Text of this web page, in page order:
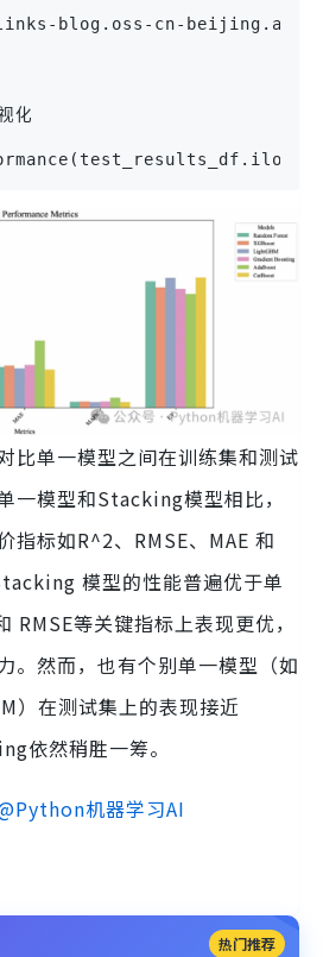
blog.oss-cn-
化
比单一模型之间在训练集和测试
一模型和Stacking模型相比，
指标如R^2、RMSE、MAE 和
模型的性能普遍优于单
RMSE等关键指标上表现更优，
。然而，也有个别单一模型（如
）在测试集上的表现接近
依然稍胜一筹。
机器学习AI
热门推荐